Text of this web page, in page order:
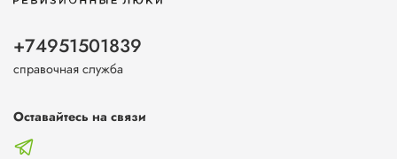
+74951501839
справочная служба
Оставайтесь на связи